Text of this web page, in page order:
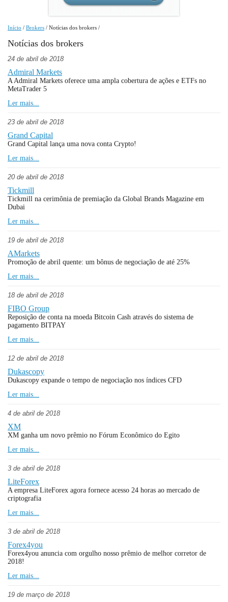
Início / Brokers / Notícias dos brokers /
Notícias dos brokers
24 de abril de 2018
Admiral Markets
A Admiral Markets oferece uma ampla cobertura de ações e ETFs no
MetaTrader 5
Ler mais...
23 de abril de 2018
Grand Capital
Grand Capital lança uma nova conta Crypto!
Ler mais...
20 de abril de 2018
Tickmill
Tickmill na cerimônia de premiação da Global Brands Magazine em
Dubai
Ler mais...
19 de abril de 2018
AMarkets
Promoção de abril quente: um bônus de negociação de até 25%
Ler mais...
18 de abril de 2018
FIBO Group
Reposição de conta na moeda Bitcoin Cash através do sistema de
pagamento BITPAY
Ler mais...
12 de abril de 2018
Dukascopy
Dukascopy expande o tempo de negociação nos índices CFD
Ler mais...
4 de abril de 2018
XM
XM ganha um novo prêmio no Fórum Econômico do Egito
Ler mais...
3 de abril de 2018
LiteForex
A empresa LiteForex agora fornece acesso 24 horas ao mercado de
criptografia
Ler mais...
3 de abril de 2018
Forex4you
Forex4you anuncia com orgulho nosso prêmio de melhor corretor de
2018!
Ler mais...
19 de março de 2018